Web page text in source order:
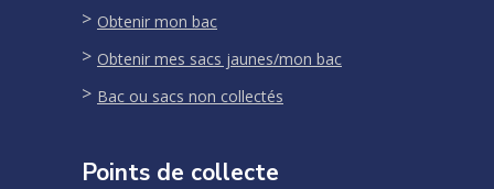
Obtenir mon bac
Obtenir mes sacs jaunes/mon bac
Bac ou sacs non collectés
Points de collecte